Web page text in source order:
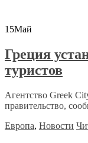
15Май
Греция
туристов
Агентство Greek
правительство,
Европа, Новости